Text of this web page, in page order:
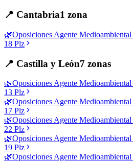
📍 Cantabria1 zona
🌿Oposiciones Agente Medioambiental
18 Plz
📍 Castilla y León7 zonas
🌿Oposiciones Agente Medioambiental
13 Plz
🌿Oposiciones Agente Medioambiental
17 Plz
🌿Oposiciones Agente Medioambiental
22 Plz
🌿Oposiciones Agente Medioambiental
19 Plz
🌿Oposiciones Agente Medioambiental